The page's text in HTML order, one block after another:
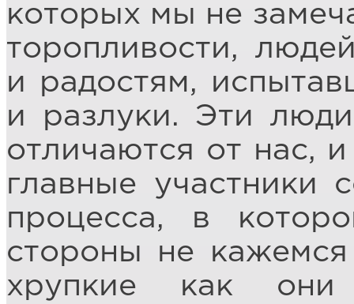
которых мы не
торопливости,
и радостям,
и разлуки. Эти
отличаются от нас,
главные участники
процесса, в
стороны не
хрупкие как